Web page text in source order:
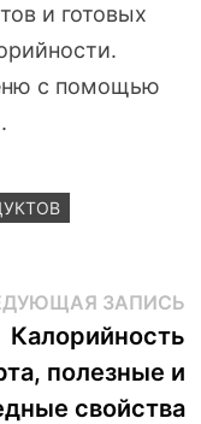
и готовых
с помощью
ЗАПИСЬ
Калорийность
полезные и
свойства